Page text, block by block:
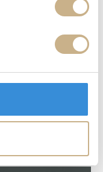
- STAR LINA